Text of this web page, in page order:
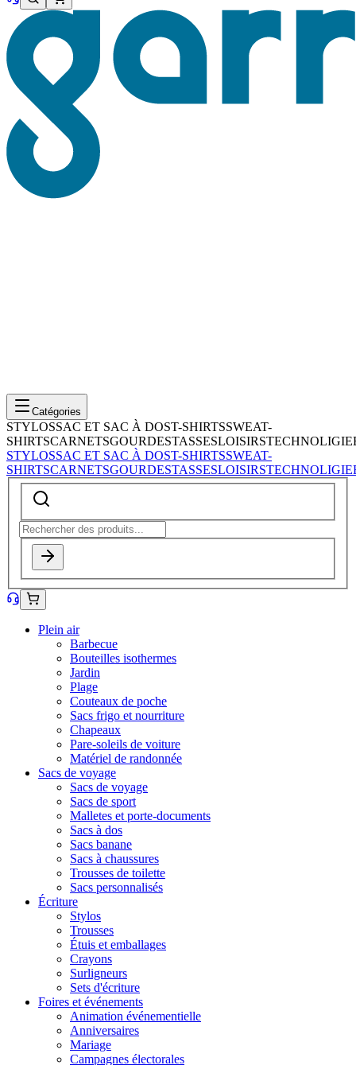
Catégories
STYLOSSAC ET SAC À DOST-SHIRTSSWEAT-
SHIRTSCARNETSGOURDESTASSESLOISIRSTECHNOLIGIE
STYLOSSAC ET SAC À DOST-SHIRTSSWEAT-
SHIRTSCARNETSGOURDESTASSESLOISIRSTECHNOLIGIE
Plein air
Barbecue
Bouteilles isothermes
Jardin
Plage
Couteaux de poche
Sacs frigo et nourriture
Chapeaux
Pare-soleils de voiture
Matériel de randonnée
Sacs de voyage
Sacs de voyage
Sacs de sport
Malletes et porte-documents
Sacs à dos
Sacs banane
Sacs à chaussures
Trousses de toilette
Sacs personnalisés
Écriture
Stylos
Trousses
Étuis et emballages
Crayons
Surligneurs
Sets d'écriture
Foires et événements
Animation événementielle
Anniversaires
Mariage
Campagnes électorales